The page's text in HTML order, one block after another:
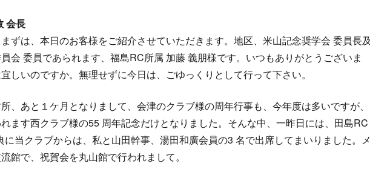
会長
ずは、本日のお客様をご紹介させていただきます。地区、米山記念奨学会 委員長
会 委員であられます、福島RC所属 加藤 義朋様です。いつもありがとうございま
しいのですか。無理せずに今日は、ごゆっくりとして行って下さい。
、あと１ケ月となりまして、会津のクラブ様の周年行事も、今年度は多いですが、
ます西クラブ様の55 周年記念だけとなりました。そんな中、一昨日には、田島RC
に当クラブからは、私と山田幹事、湯田和廣会員の3 名で出席してまいりました。
館で、祝賀会を丸山館で行われまして。